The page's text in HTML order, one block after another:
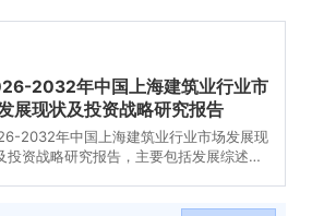
2032年中国上海建筑业行业市
展现状及投资战略研究报告
2032年中国上海建筑业行业市场发展现
投资战略研究报告，主要包括发展综述、